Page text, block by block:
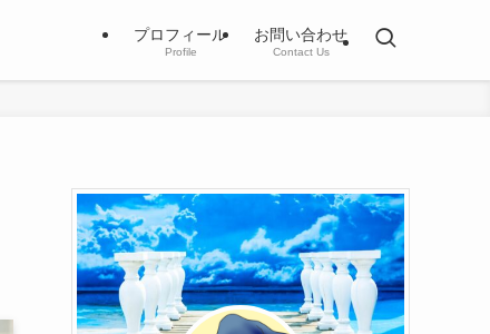
プロフィール
Profile
お問い合わせ
Contact Us